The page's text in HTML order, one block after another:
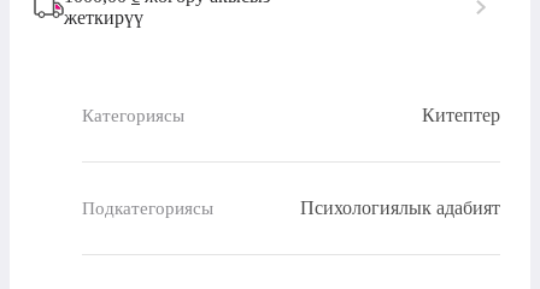
жеткирүү
Категориясы Китептер
Подкатегориясы Психологиялык адабият